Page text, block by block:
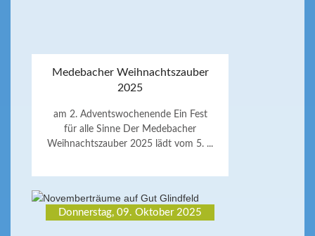
Medebacher Weihnachtszauber
2025
am 2. Adventswochenende Ein Fest
für alle Sinne Der Medebacher
Weihnachtszauber 2025 lädt vom 5. ...
Donnerstag, 09. Oktober 2025